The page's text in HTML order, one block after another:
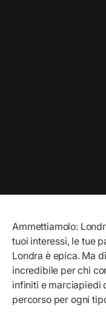
Ammettiamolo:
tuoi interessi, le tue
Londra è epica. Ma
incredibile per chi
infiniti e marciapiedi
percorso per ogni